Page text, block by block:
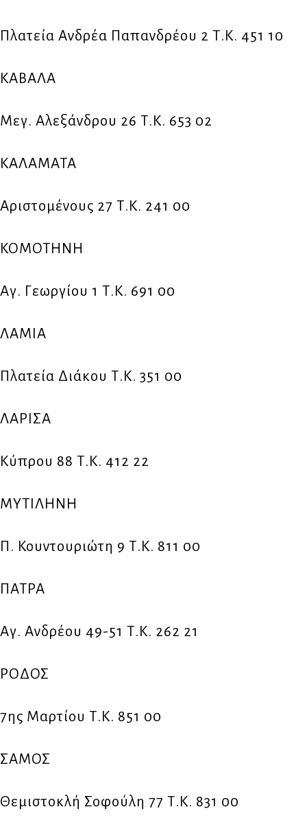
Πλατεία Ανδρέα Παπανδρέου 2 Τ.Κ. 451 10
ΚΑΒΑΛΑ
Μεγ. Αλεξάνδρου 26 Τ.Κ. 653 02
ΚΑΛΑΜΑΤΑ
Αριστομένους 27 Τ.Κ. 241 00
ΚΟΜΟΤΗΝΗ
Αγ. Γεωργίου 1 Τ.Κ. 691 00
ΛΑΜΙΑ
Πλατεία Διάκου Τ.Κ. 351 00
ΛΑΡΙΣΑ
Κύπρου 88 Τ.Κ. 412 22
ΜΥΤΙΛΗΝΗ
Π. Κουντουριώτη 9 Τ.Κ. 811 00
ΠΑΤΡΑ
Αγ. Ανδρέου 49-51 Τ.Κ. 262 21
ΡΟΔΟΣ
7ης Μαρτίου Τ.Κ. 851 00
ΣΑΜΟΣ
Θεμιστοκλή Σοφούλη 77 Τ.Κ. 831 00